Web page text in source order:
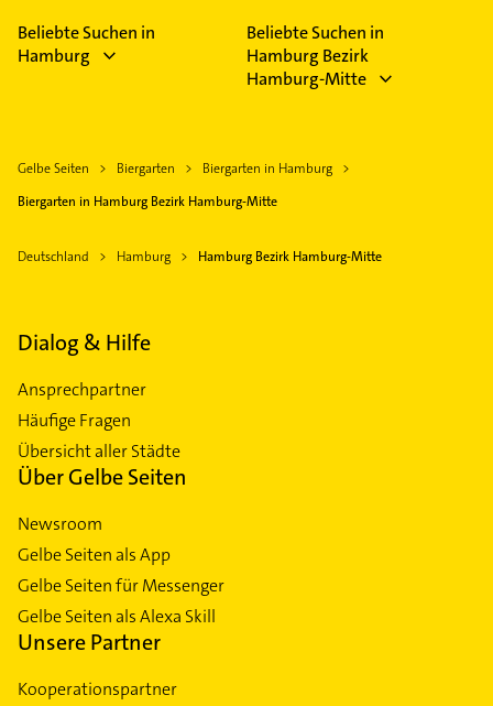
Aktions- und Saisongerichte, Cateringservice und
Jahreszeitabhängige Öffnungszeiten.
Beliebte Suchen in
Hamburg
Beliebte Suchen in
Hamburg Bezirk
Hamburg-Mitte
Gelbe Seiten Biergarten
Biergarten in Hamburg
Biergarten in Hamburg Bezirk Hamburg-Mitte
Deutschland Hamburg Hamburg Bezirk Hamburg-Mitte
Dialog & Hilfe
Ansprechpartner
Häufige Fragen
Übersicht aller Städte
Über Gelbe Seiten
Newsroom
Gelbe Seiten als App
Gelbe Seiten für Messenger
Gelbe Seiten als Alexa Skill
Unsere Partner
Kooperationspartner